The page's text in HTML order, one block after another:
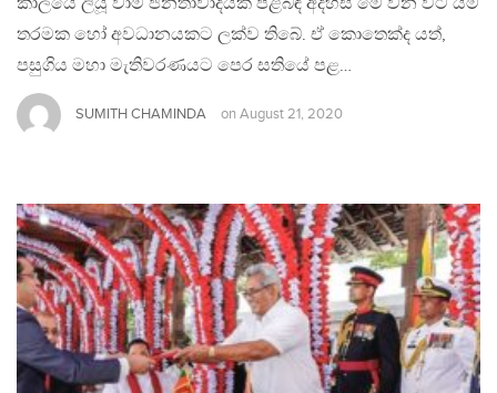
තරමක හෝ අවධානයකට ලක්ව තිබේ. ඒ කොතෙක්ද යත්,
පසුගිය මහා මැතිවරණයට පෙර සතියේ පළ…
SUMITH CHAMINDA on August 21, 2020